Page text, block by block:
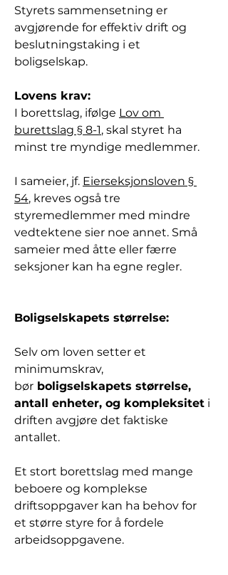
Styrets sammensetning er
avgjørende for effektiv drift og
beslutningstaking i et
boligselskap.
Lovens krav:
I borettslag, ifølge Lov om
burettslag § 8-1, skal styret ha
minst tre myndige medlemmer.
I sameier, jf. Eierseksjonsloven §
54, kreves også tre
styremedlemmer med mindre
vedtektene sier noe annet. Små
sameier med åtte eller færre
seksjoner kan ha egne regler.
Boligselskapets størrelse:
Selv om loven setter et
minimumskrav,
bør boligselskapets størrelse,
antall enheter, og kompleksitet i
driften avgjøre det faktiske
antallet.
Et stort borettslag med mange
beboere og komplekse
driftsoppgaver kan ha behov for
et større styre for å fordele
arbeidsoppgavene.